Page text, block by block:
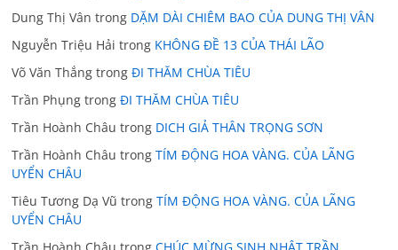
Dung Thị Vân trong DẶM DÀI CHIÊM BAO CỦA DUNG THỊ VÂN
Nguyễn Triệu Hải trong KHÔNG ĐỀ 13 CỦA THÁI LÃO
Võ Văn Thắng trongĐI THĂM CHÙA TIÊU
Trần Phụng trongĐI THĂM CHÙA TIÊU
Trần Hoành Châu trong DICH GIẢ THÂN TRỌNG SƠN
Trần Hoành Châu trongTÍM ĐỘNG HOA VÀNG. CỦA LÃNG
UYỂN CHÂU
Tiêu Tương Dạ Vũ trongTÍM ĐỘNG HOA VÀNG. CỦA LÃNG
UYỂN CHÂU